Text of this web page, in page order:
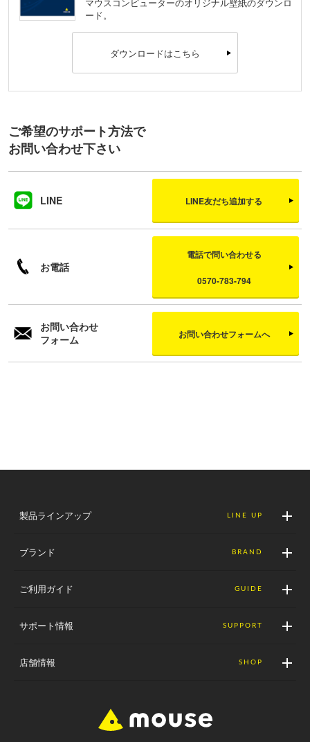
ード。
ダウンロードはこちら
ご希望のサポート方法で
お問い合わせ下さい
LINE LINE友だち追加する
お電話
電話で問い合わせる
0570-783-794
お問い合わせ
フォーム
お問い合わせフォームへ
製品ラインアップ LINE UP
ブランド BRAND
ご利用ガイド GUIDE
サポート情報 SUPPORT
店舗情報 SHOP